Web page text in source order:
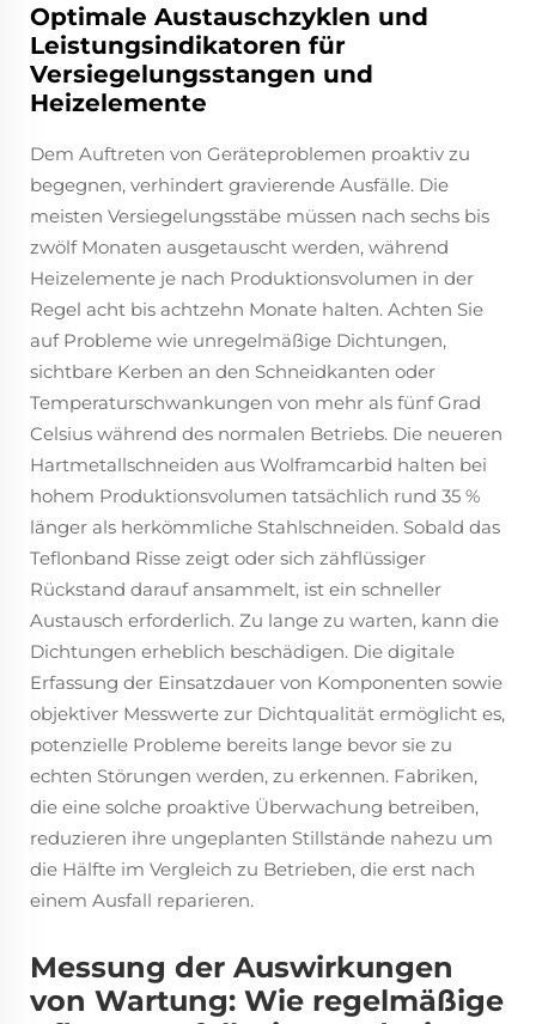
Optimale Austauschzyklen und
Leistungsindikatoren für
Versiegelungsstangen und
Heizelemente
Dem Auftreten von Geräteproblemen proaktiv zu
begegnen, verhindert gravierende Ausfälle. Die
meisten Versiegelungsstäbe müssen nach sechs bis
zwölf Monaten ausgetauscht werden, während
Heizelemente je nach Produktionsvolumen in der
Regel acht bis achtzehn Monate halten. Achten Sie
auf Probleme wie unregelmäßige Dichtungen,
sichtbare Kerben an den Schneidkanten oder
Temperaturschwankungen von mehr als fünf Grad
Celsius während des normalen Betriebs. Die neueren
Hartmetallschneiden aus Wolframcarbid halten bei
hohem Produktionsvolumen tatsächlich rund 35 %
länger als herkömmliche Stahlschneiden. Sobald das
Teflonband Risse zeigt oder sich zähflüssiger
Rückstand darauf ansammelt, ist ein schneller
Austausch erforderlich. Zu lange zu warten, kann die
Dichtungen erheblich beschädigen. Die digitale
Erfassung der Einsatzdauer von Komponenten sowie
objektiver Messwerte zur Dichtqualität ermöglicht es,
potenzielle Probleme bereits lange bevor sie zu
echten Störungen werden, zu erkennen. Fabriken,
die eine solche proaktive Überwachung betreiben,
reduzieren ihre ungeplanten Stillstände nahezu um
die Hälfte im Vergleich zu Betrieben, die erst nach
einem Ausfall reparieren.
Messung der Auswirkungen
von Wartung: Wie regelmäßige